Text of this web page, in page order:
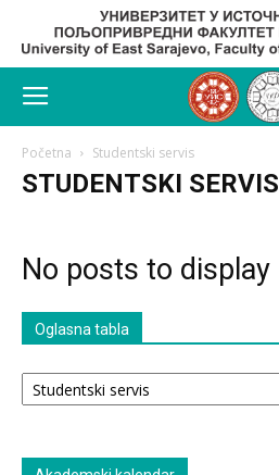
Početna Studentski servis
STUDENTSKI SERVIS
No posts to display
Oglasna tabla
Oglasna
tabla